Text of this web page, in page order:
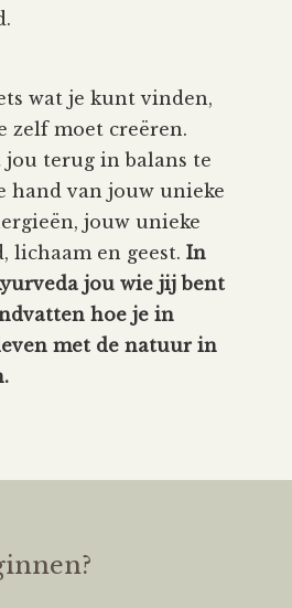
wat je kunt vinden,
zelf moet creëren.
terug in balans te
hand van jouw unieke
jouw unieke
lichaam en geest. In
jou wie jij bent
hoe je in
met de natuur in